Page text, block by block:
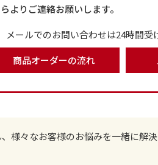
よりご連絡お願いします。
メールでのお問い合わせは24時間受
商品オーダーの流れ
様々なお客様のお悩みを一緒に解